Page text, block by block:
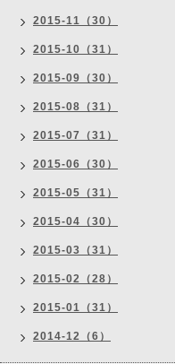
2015-11（30）
2015-10（31）
2015-09（30）
2015-08（31）
2015-07（31）
2015-06（30）
2015-05（31）
2015-04（30）
2015-03（31）
2015-02（28）
2015-01（31）
2014-12（6）